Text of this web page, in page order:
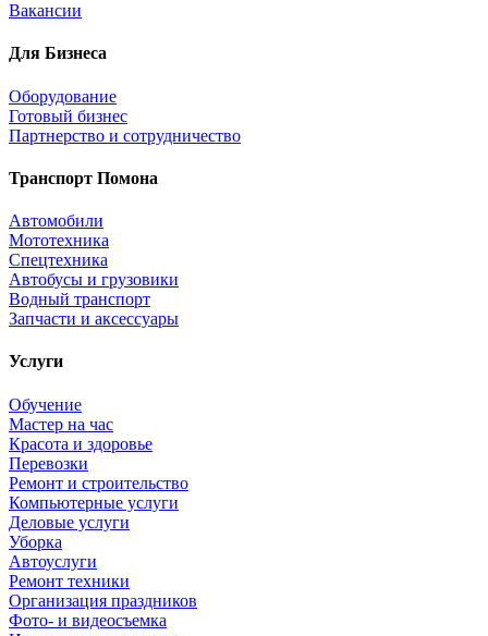
Вакансии
Для Бизнеса
Оборудование
Готовый бизнес
Партнерство и сотрудничество
Транспорт Помона
Автомобили
Мототехника
Спецтехника
Автобусы и грузовики
Водный транспорт
Запчасти и аксессуары
Услуги
Обучение
Мастер на час
Красота и здоровье
Перевозки
Ремонт и строительство
Компьютерные услуги
Деловые услуги
Уборка
Автоуслуги
Ремонт техники
Организация праздников
Фото- и видеосъемка